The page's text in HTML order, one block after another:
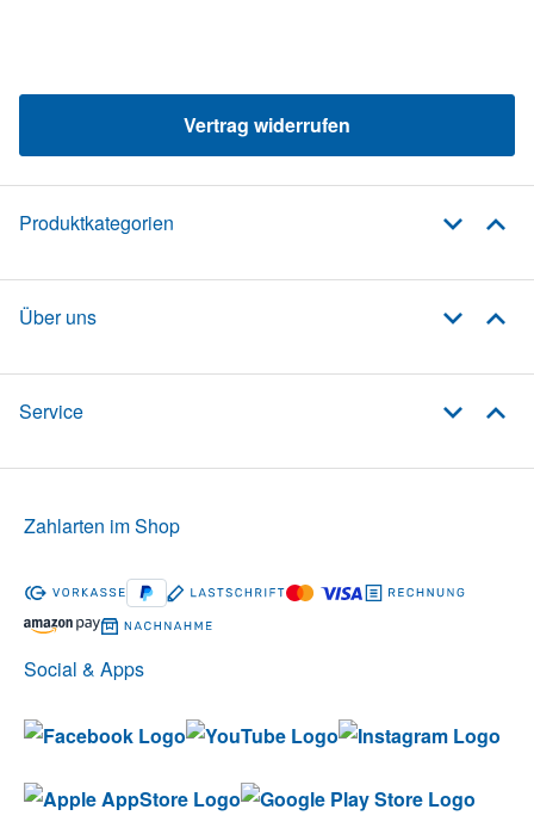
Vertrag widerrufen
Produktkategorien
Über uns
Service
Social & Apps
Zahlarten im Shop